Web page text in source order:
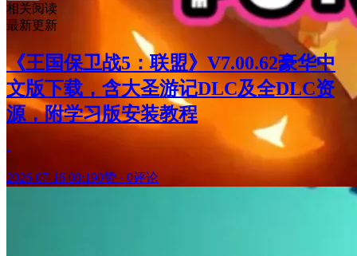
相关阅读
最新更新
《王国保卫战5：联盟》V7.00.62豪华中
文版下载，含大圣游记DLC及全DLC资
源，附学习版安装教程
-
2026-07-16 08:190赞 · 0评论